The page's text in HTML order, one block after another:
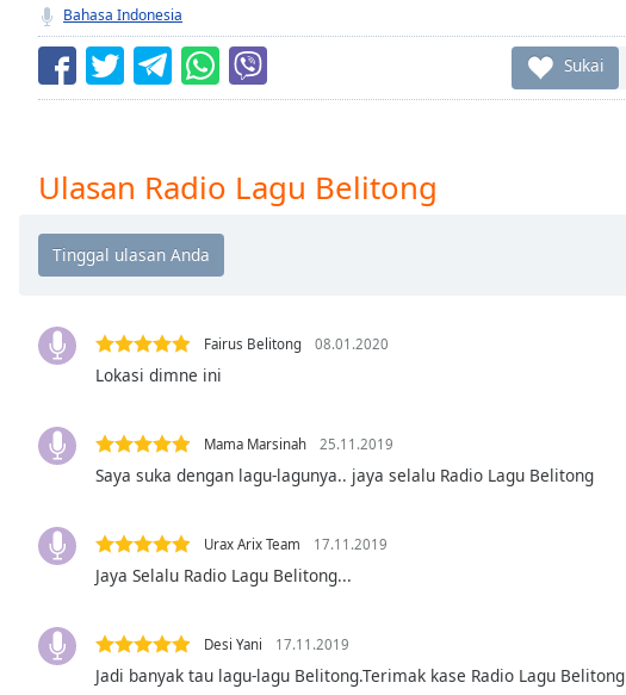
currently
behind
LIVE
Remaining
Time-
Playback
Chapters
Descriptions
off,
selected
subtitles
settings,
subtitles
settings
dialog
Bahasa Indonesia
Sukai
Ulasan Radio Lagu Belitong
Fairus Belitong 08.01.2020
Lokasi dimne ini
Mama Marsinah 25.11.2019
Saya suka dengan lagu-lagunya.. jaya selalu Radio Lagu Belitong
Urax Arix Team 17.11.2019
Jaya Selalu Radio Lagu Belitong...
Desi Yani 17.11.2019
Jadi banyak tau lagu-lagu Belitong.Terimak kase Radio Lagu Belitong